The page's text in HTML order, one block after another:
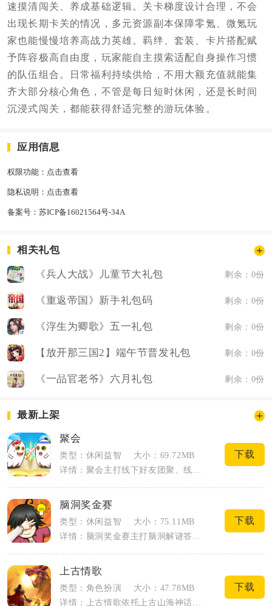
速摸清闯关、养成基础逻辑。关卡梯度设计合理，不会
出现长期卡关的情况，多元资源副本保障零氪、微氪玩
家也能慢慢培养高战力英雄。羁绊、套装、卡片搭配赋
予阵容极高自由度，玩家能自主摸索适配自身操作习惯
的队伍组合。日常福利持续供给，不用大额充值就能集
齐大部分核心角色，不管是每日短时休闲，还是长时间
沉浸式闯关，都能获得舒适完整的游玩体验。
应用信息
权限功能： 点击查看
隐私说明： 点击查看
备案号： 苏ICP备16021564号-34A
相关礼包
《兵人大战》儿童节大礼包 剩余：0份
《重返帝国》新手礼包码 剩余：0份
《浮生为卿歌》五一礼包 剩余：0份
【放开那三国2】端午节普发礼包 剩余：0份
《一品官老爷》六月礼包 剩余：0份
最新上架
聚会
类型：休闲益智
大小：69.72MB
详情：聚会主打线下好友团聚、线上远程联机双场景的轻社交闯关玩法，适配聚餐、宿舍、团...
下载
脑洞奖金赛
类型：休闲益智
大小：75.11MB
详情：脑洞奖金赛主打脑洞解谜答题闯关，是碎片时间休闲益智手游，题库包含脑筋急转弯、...
下载
上古情歌
类型：角色扮演
大小：47.78MB
详情：上古情歌依托上古山海神话打造3D国风仙侠MMO手游，融合异兽养成、情缘社交与...
下载